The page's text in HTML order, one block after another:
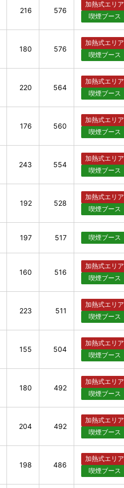
216 576
加熱式エリア
喫煙ブース
180 576
加熱式エリア
喫煙ブース
220 564
加熱式エリア
喫煙ブース
176 560
加熱式エリア
喫煙ブース
243 554
加熱式エリア
喫煙ブース
192 528
加熱式エリア
喫煙ブース
197 517 喫煙ブース
160 516
加熱式エリア
喫煙ブース
223 511
加熱式エリア
喫煙ブース
155 504
加熱式エリア
喫煙ブース
180 492
加熱式エリア
喫煙ブース
204 492
加熱式エリア
喫煙ブース
198 486
加熱式エリア
喫煙ブース